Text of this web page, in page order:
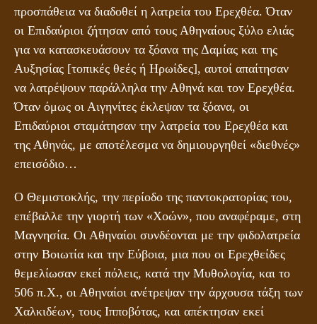
προσπάθεια να διαδοθεί η λατρεία του Ερεχθέα. Όταν
οι Επιδαύριοι ζήτησαν από τους Αθηναίους ξύλο ελιάς
για να κατασκευάσουν τα ξόανα της Δαμίας και της
Αυξησίας [τοπικές θεές ή Ηρωίδες], αυτοί απαίτησαν
να λατρέψουν παράλληλα την Αθηνά και τον Ερεχθέα.
Όταν όμως οι Αιγηνίτες έκλεψαν τα ξόανα, οι
Επιδαύριοι σταμάτησαν την λατρεία του Ερεχθέα και
της Αθηνάς, με αποτέλεσμα να δημιουργηθεί «διεθνές»
επεισόδιο…
Ο Θεμιστοκλής, την περίοδο της παντοκρατορίας του,
επέβαλλε την γιορτή των «Χοών», που αναφέραμε, στη
Μαγνησία. Οι Αθηναίοι συνδέονται με την φιδολατρεία
στην Βοιωτία και την Εύβοια, μια που οι Ερεχθείδες
θεμελίωσαν εκεί πόλεις, κατά την Μυθολογία, και το
506 π.Χ., οι Αθηναίοι ανέτρεψαν την άρχουσα τάξη των
Χαλκιδέων, τους Ιπποβότας, και απέκτησαν εκεί